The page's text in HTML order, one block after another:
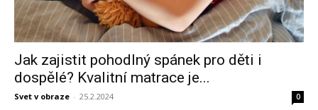
Jak zajistit pohodlný spánek pro děti i
dospělé? Kvalitní matrace je...
Svet v obraze - 25.2.2024 0